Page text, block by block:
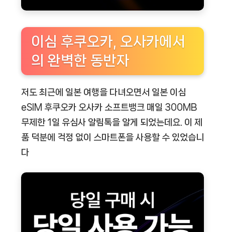
이심 후쿠오카, 오사카에서
의 완벽한 동반자
저도 최근에 일본 여행을 다녀오면서 일본 이심
eSIM 후쿠오카 오사카 소프트뱅크 매일 300MB
무제한 1일 유심사 알림톡을 알게 되었는데요. 이 제
품 덕분에 걱정 없이 스마트폰을 사용할 수 있었습니
다